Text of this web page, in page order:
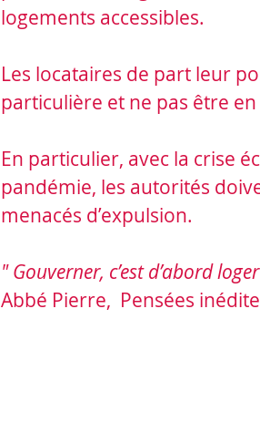
logements accessibles.
Les locataires de part leur
particulière et ne pas être
En particulier, avec la crise
pandémie, les autorités
menacés d’expulsion.
" Gouverner, c’est d’abord
Abbé Pierre, Pensées